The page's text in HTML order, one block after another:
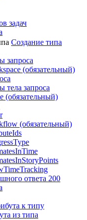
задач
Создание типа
запроса
(обязательный)
тела запроса
(обязательный)
(обязательный)
ответа 200
к типу
из типа